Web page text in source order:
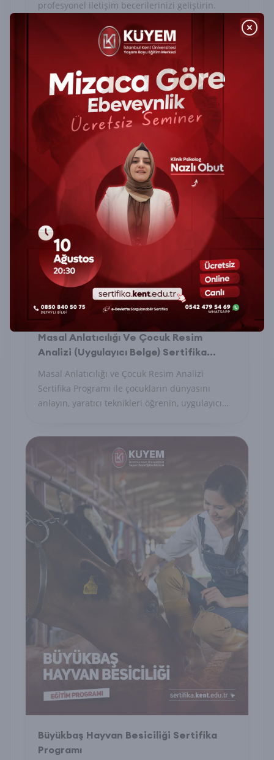
profesyonel iletişim becerilerinizi geliştirin.
Masal Anlatıcılığı Ve Çocuk Resim
Analizi (Uygulayıcı Belge) Sertifika
Masal Anlatıcılığı ve Çocuk Resim Analizi
Sertifika Programı ile çocukların dünyasını
anlayın, yaratıcı teknikleri öğrenin, uygulayıcı
Büyükbaş Hayvan Besiciliği Sertifika
Programı